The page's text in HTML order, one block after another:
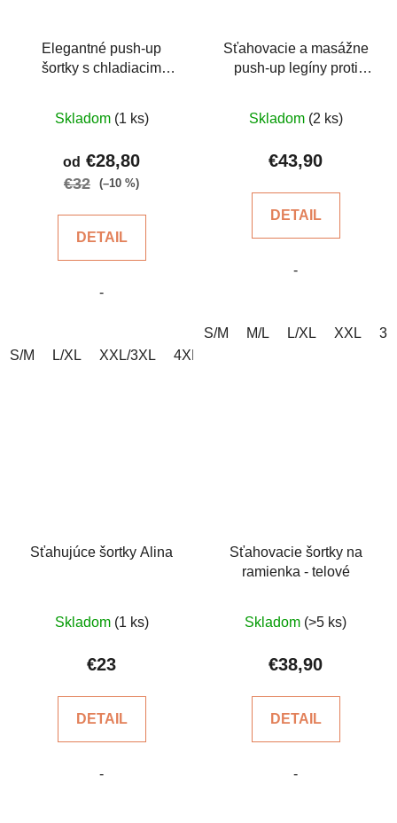
Elegantné push-up
šortky s chladiacim
hodnotenie
produktu
je
5
Skladom (1 ks)
od €28,80
€32 (–10 %)
DETAIL
-
S/M L/XL XXL/3XL 4XL/5XL
Sťahovacie a masážne
push-up legíny proti
hodnotenie
produktu
z
hviezdičiek.
Skladom (2 ks)
€43,90
DETAIL
-
S/M M/L L/XL XXL
Sťahujúce šortky Alina
hodnotenie
produktu
z
hviezdičiek.
Skladom (1 ks)
€23
DETAIL
-
Sťahovacie šortky na
ramienka - telové
hodnotenie
produktu
z
hviezdičiek.
Skladom (>5 ks)
€38,90
DETAIL
-